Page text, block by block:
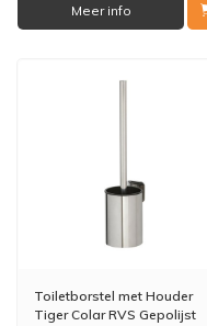
Meer info
Toiletborstel met Houder
Tiger Colar RVS Gepolijst